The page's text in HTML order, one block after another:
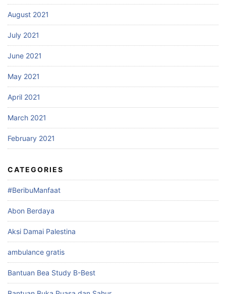
August 2021
July 2021
June 2021
May 2021
April 2021
March 2021
February 2021
CATEGORIES
#BeribuManfaat
Abon Berdaya
Aksi Damai Palestina
ambulance gratis
Bantuan Bea Study B-Best